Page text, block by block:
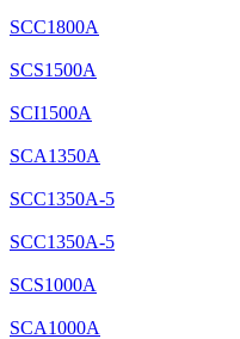
SCC1800A
SCS1500A
SCI1500A
SCA1350A
SCC1350A-5
SCC1350A-5
SCS1000A
SCA1000A